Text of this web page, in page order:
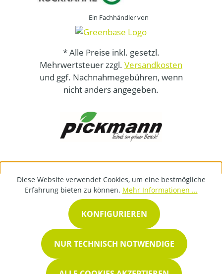
Ein Fachhändler von
* Alle Preise inkl. gesetzl.
Mehrwertsteuer zzgl. Versandkosten
und ggf. Nachnahmegebühren, wenn
nicht anders angegeben.
Diese Website verwendet Cookies, um eine bestmögliche
Erfahrung bieten zu können. Mehr Informationen ...
NUR TECHNISCH NOTWENDIGE
KONFIGURIEREN